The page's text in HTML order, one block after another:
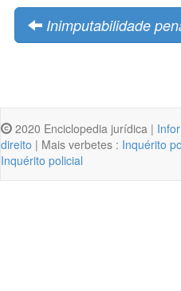
Inimputabilidade
2020 Enciclopedia jurídica |
direito | Mais verbetes : Inquérito
Inquérito policial